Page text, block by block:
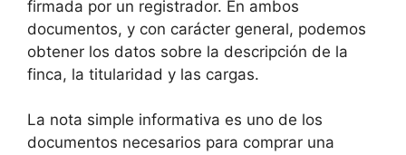
firmada por un registrador. En ambos
documentos, y con carácter general, podemos
obtener los datos sobre la descripción de la
finca, la titularidad y las cargas.
La nota simple informativa es uno de los
documentos necesarios para comprar una